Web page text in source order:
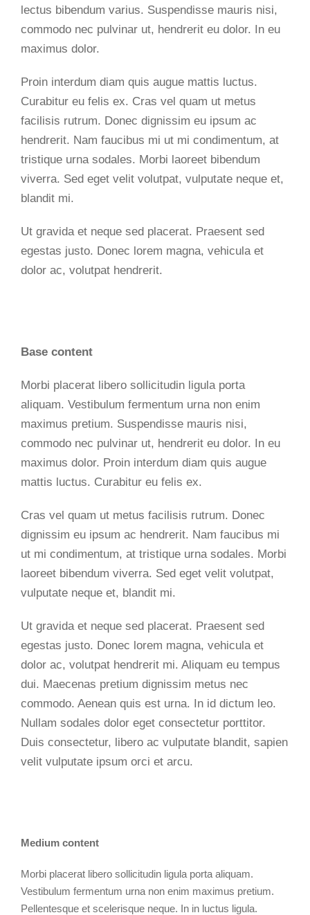
lectus bibendum varius. Suspendisse mauris nisi,
commodo nec pulvinar ut, hendrerit eu dolor. In eu
maximus dolor.
Proin interdum diam quis augue mattis luctus.
Curabitur eu felis ex. Cras vel quam ut metus
facilisis rutrum. Donec dignissim eu ipsum ac
hendrerit. Nam faucibus mi ut mi condimentum, at
tristique urna sodales. Morbi laoreet bibendum
viverra. Sed eget velit volutpat, vulputate neque et,
blandit mi.
Ut gravida et neque sed placerat. Praesent sed
egestas justo. Donec lorem magna, vehicula et
dolor ac, volutpat hendrerit.
Base content
Morbi placerat libero sollicitudin ligula porta
aliquam. Vestibulum fermentum urna non enim
maximus pretium. Suspendisse mauris nisi,
commodo nec pulvinar ut, hendrerit eu dolor. In eu
maximus dolor. Proin interdum diam quis augue
mattis luctus. Curabitur eu felis ex.
Cras vel quam ut metus facilisis rutrum. Donec
dignissim eu ipsum ac hendrerit. Nam faucibus mi
ut mi condimentum, at tristique urna sodales. Morbi
laoreet bibendum viverra. Sed eget velit volutpat,
vulputate neque et, blandit mi.
Ut gravida et neque sed placerat. Praesent sed
egestas justo. Donec lorem magna, vehicula et
dolor ac, volutpat hendrerit mi. Aliquam eu tempus
dui. Maecenas pretium dignissim metus nec
commodo. Aenean quis est urna. In id dictum leo.
Nullam sodales dolor eget consectetur porttitor.
Duis consectetur, libero ac vulputate blandit, sapien
velit vulputate ipsum orci et arcu.
Medium content
Morbi placerat libero sollicitudin ligula porta aliquam.
Vestibulum fermentum urna non enim maximus pretium.
Pellentesque et scelerisque neque. In in luctus ligula.